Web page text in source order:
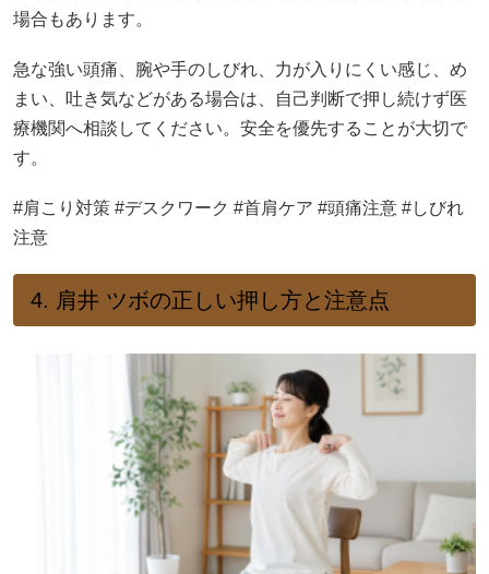
場合もあります。
急な強い頭痛、腕や手のしびれ、力が入りにくい感じ、め
まい、吐き気などがある場合は、自己判断で押し続けず医
療機関へ相談してください。安全を優先することが大切で
す。
#肩こり対策 #デスクワーク #首肩ケア #頭痛注意 #しびれ
注意
4. 肩井 ツボの正しい押し方と注意点